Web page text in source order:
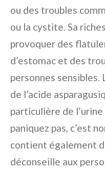
ou des troubles
ou la cystite. Sa
provoquer des
d’estomac et des
personnes sensibles.
de l’acide
particulière de
paniquez pas, c’est
contient également
déconseille aux